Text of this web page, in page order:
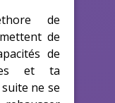
de
de
de
et ta
ne se